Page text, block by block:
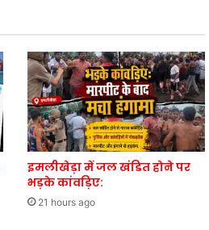
इमलीखेड़ा में जल खंडित होने पर
भड़के कांवड़िए:
21 hours ago